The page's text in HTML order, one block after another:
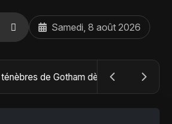
Samedi, 8 août 2026
The Batman : Part II – Robert Pattinson replonge dans les ténèbres de Gotham dès octobre 2027